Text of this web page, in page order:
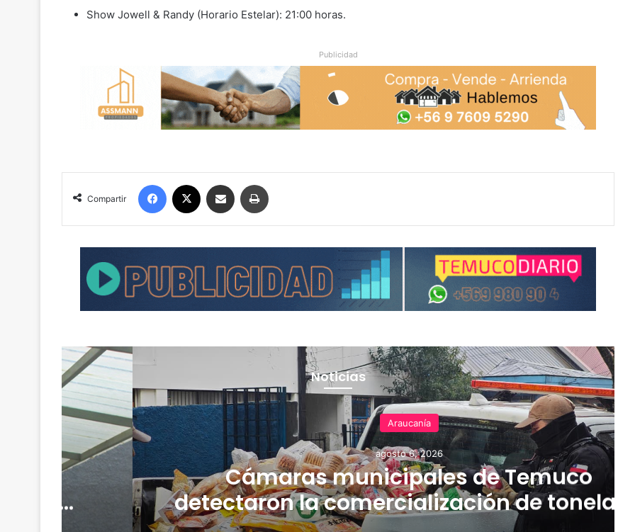
Show Jowell & Randy (Horario Estelar): 21:00 horas.
Publicidad
Compartir
Noticias
Araucanía
agosto 6, 2026
Cámaras municipales de Temuco
detectaron la comercialización de tonelada